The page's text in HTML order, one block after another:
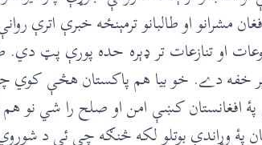
مشرانو او طالبانو ترمېنځه خبرې
او تنازعات تر ډېره حده پورې پټ
ډېر خفه دے. خو بيا هم پاکستان هڅې
کښې امن او صلح را شي نو هم